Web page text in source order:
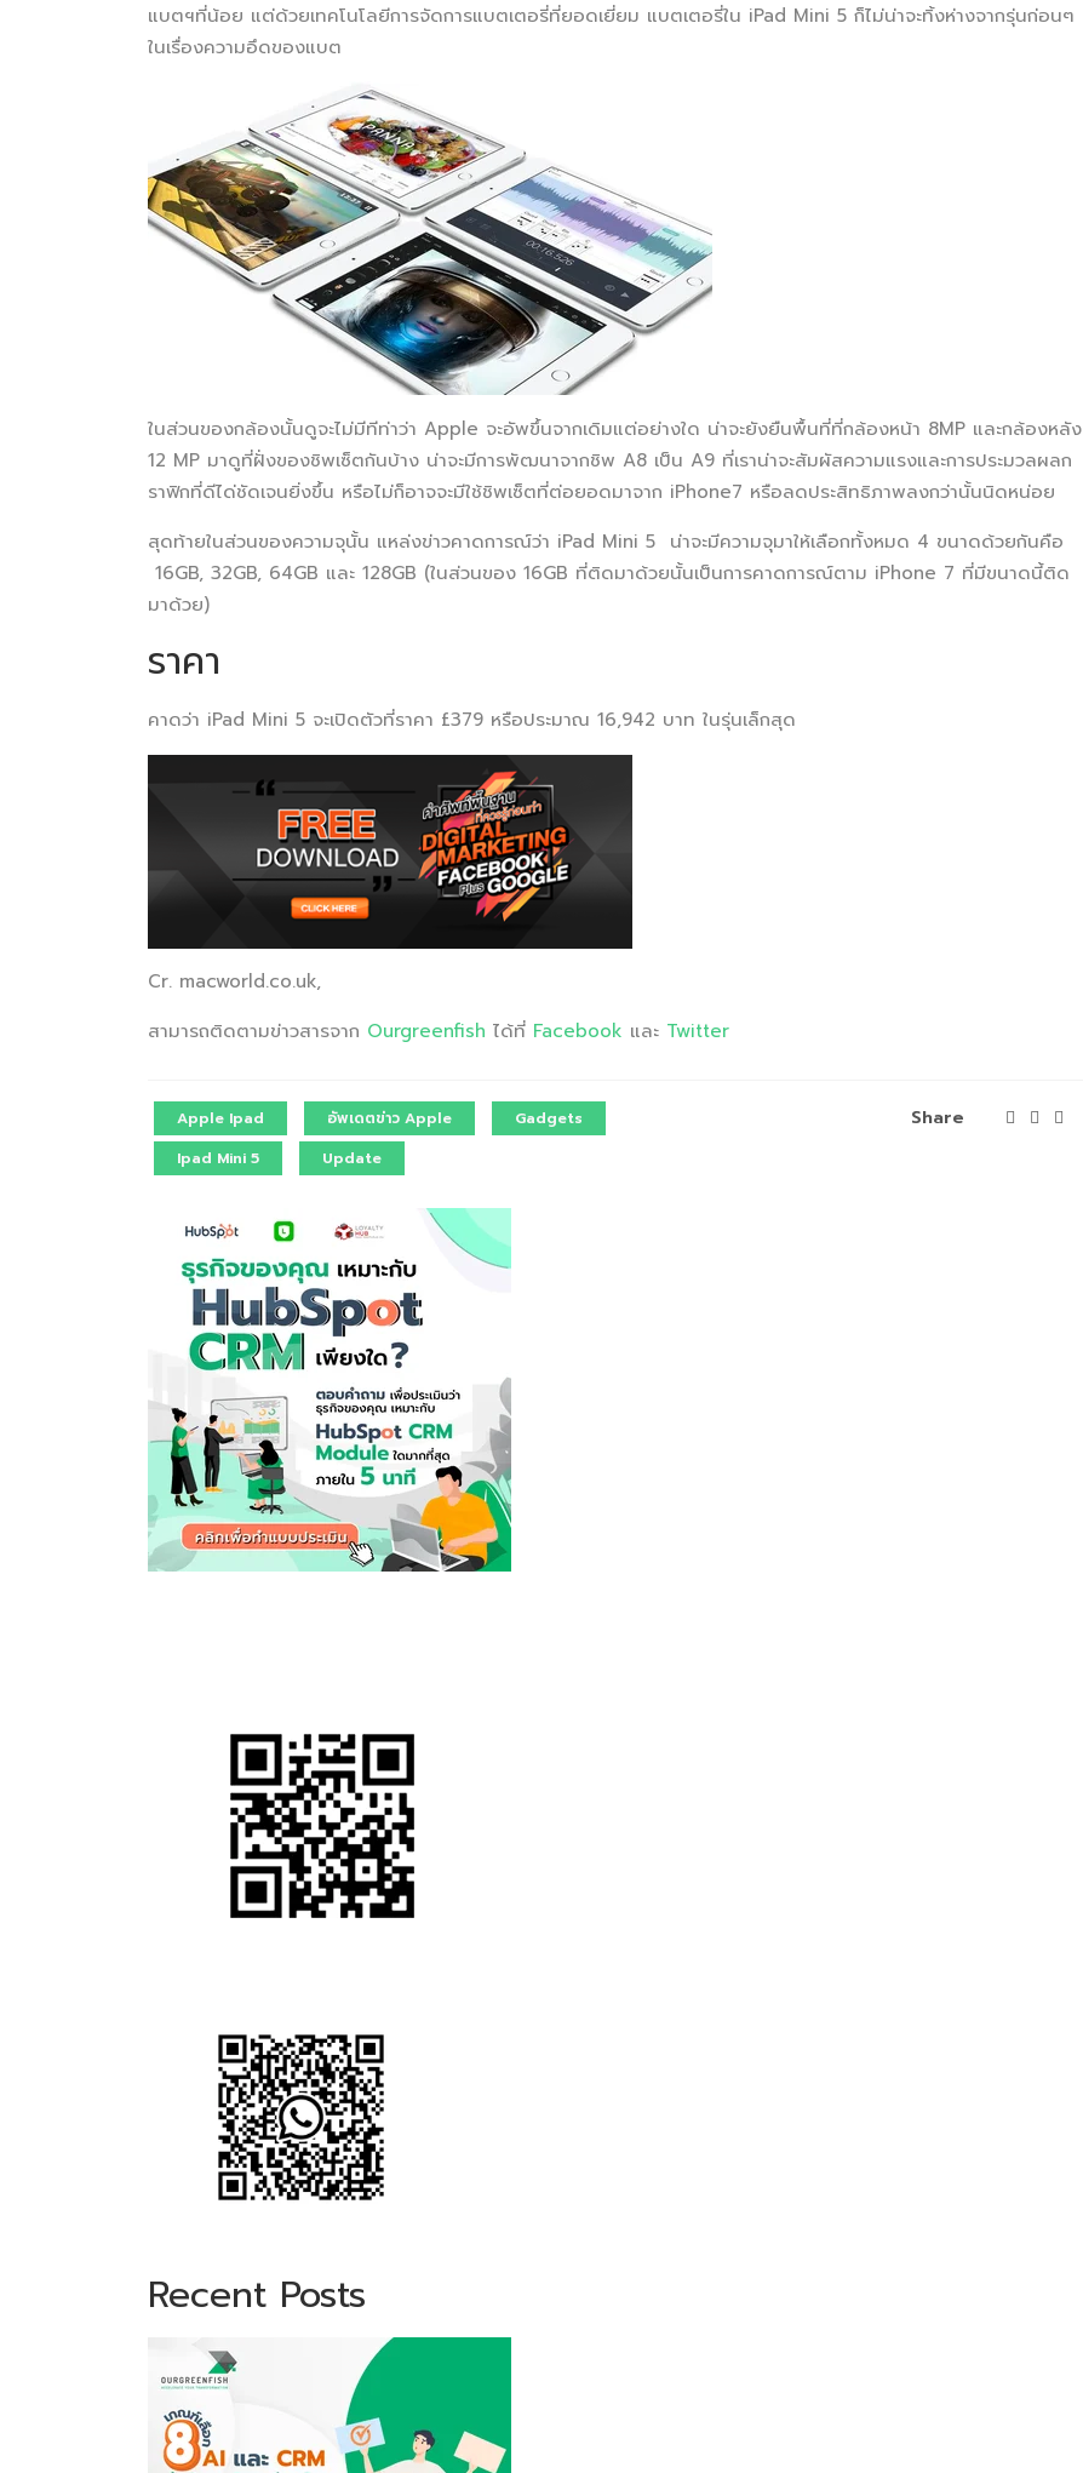
แบตฯที่น้อย แต่ด้วยเทคโนโลยีการจัดการแบตเตอรี่ที่ยอดเยี่ยม แบตเตอรี่ใน iPad Mini 5 ก็ไม่น่าจะทิ้งห่างจากรุ่นก่อนๆ
ในเรื่องความอึดของแบต
ในส่วนของกล้องนั้นดูจะไม่มีทีท่าว่า Apple จะอัพขึ้นจากเดิมแต่อย่างใด น่าจะยังยืนพื้นที่ที่กล้องหน้า 8MP และกล้องหลัง
12 MP มาดูที่ฝั่งของชิพเซ็ตกันบ้าง น่าจะมีการพัฒนาจากชิพ A8 เป็น A9 ที่เราน่าจะสัมผัสความแรงและการประมวลผลก
ราฟิกที่ดีได่ชัดเจนยิ่งขึ้น หรือไม่ก็อาจจะมีใช้ชิพเซ็ตที่ต่อยอดมาจาก iPhone7 หรือลดประสิทธิภาพลงกว่านั้นนิดหน่อย
สุดท้ายในส่วนของความจุนั้น แหล่งข่าวคาดการณ์ว่า iPad Mini 5 น่าจะมีความจุมาให้เลือกทั้งหมด 4 ขนาดด้วยกันคือ
16GB, 32GB, 64GB และ 128GB (ในส่วนของ 16GB ที่ติดมาด้วยนั้นเป็นการคาดการณ์ตาม iPhone 7 ที่มีขนาดนี้ติด
มาด้วย)
ราคา
คาดว่า iPad Mini 5 จะเปิดตัวที่ราคา £379 หรือประมาณ 16,942 บาท ในรุ่นเล็กสุด
Cr. macworld.co.uk,
สามารถติดตามข่าวสารจาก Ourgreenfish ได้ที่ Facebook และ Twitter
Apple Ipad อัพเดตข่าว Apple
Gadgets
Ipad Mini 5
Update
Share
Recent Posts